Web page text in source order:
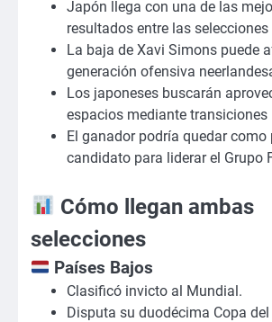
Japón llega con una de las
resultados entre las
La baja de Xavi Simons puede
generación ofensiva
Los japoneses buscarán
espacios mediante transiciones
El ganador podría quedar como
candidato para liderar el Grupo
Cómo llegan ambas
selecciones
Países Bajos
Clasificó invicto al Mundial.
Disputa su duodécima Copa